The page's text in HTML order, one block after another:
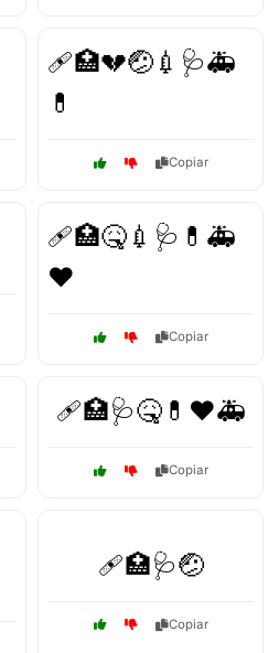
🩹🏥💔🤕💉🩺🚑
💊
Copiar
🩹🏥🤒💉🩺💊🚑
❤️
Copiar
🩹🏥🩺🤒💊❤️🚑
Copiar
🩹🏥🩺🤕
Copiar